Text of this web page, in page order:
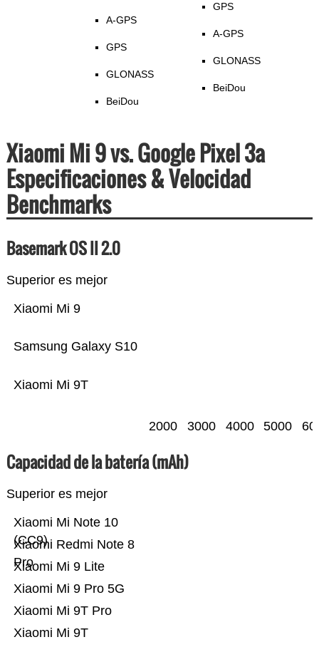
A-GPS
GPS
GLONASS
BeiDou
GPS
A-GPS
GLONASS
BeiDou
Xiaomi Mi 9 vs. Google Pixel 3a
Especificaciones & Velocidad
Benchmarks
Basemark OS II 2.0
Superior es mejor
Xiaomi Mi 9T
Samsung Galaxy S10
Xiaomi Mi 9
2000 3000 4000 5000
Capacidad de la batería (mAh)
Superior es mejor
Xiaomi Mi 9T
Xiaomi Mi 9T Pro
Xiaomi Mi 9 Pro 5G
Xiaomi Mi 9 Lite
Xiaomi Redmi Note 8
Pro
Xiaomi Mi Note 10
(CC9)